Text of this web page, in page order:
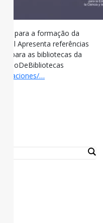
para a formação da
l Apresenta referências
para as bibliotecas da
…